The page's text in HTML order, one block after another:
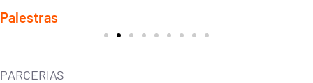
Palestras
Conceito que surge em resposta à complexidade das mudanças no
ambiente de negócios atual.
PARCERIAS